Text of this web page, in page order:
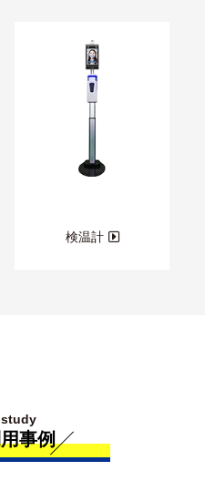
検温計
事例